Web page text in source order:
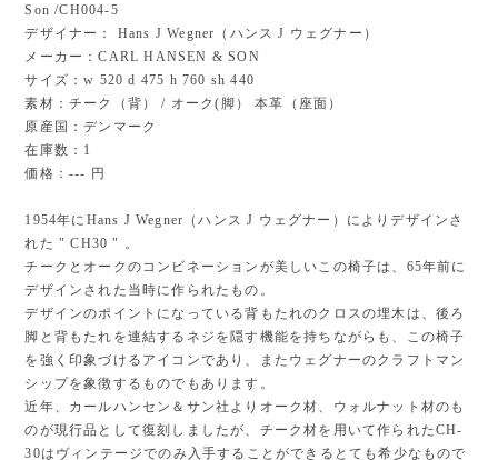
Son /CH004-5
デザイナー： Hans J Wegner（ハンス J ウェグナー）
メーカー：CARL HANSEN & SON
サイズ：w 520 d 475 h 760 sh 440
素材：チーク（背） / オーク(脚） 本革（座面）
原産国：デンマーク
在庫数：1
価格：--- 円
1954年にHans J Wegner（ハンス J ウェグナー）によりデザインさ
れた " CH30 " 。
チークとオークのコンビネーションが美しいこの椅子は、65年前に
デザインされた当時に作られたもの。
デザインのポイントになっている背もたれのクロスの埋木は、後ろ
脚と背もたれを連結するネジを隠す機能を持ちながらも、この椅子
を強く印象づけるアイコンであり、またウェグナーのクラフトマン
シップを象徴するものでもあります。
近年、カールハンセン＆サン社よりオーク材、ウォルナット材のも
のが現行品として復刻しましたが、チーク材を用いて作られたCH-
30はヴィンテージでのみ入手することができるとても希少なもので